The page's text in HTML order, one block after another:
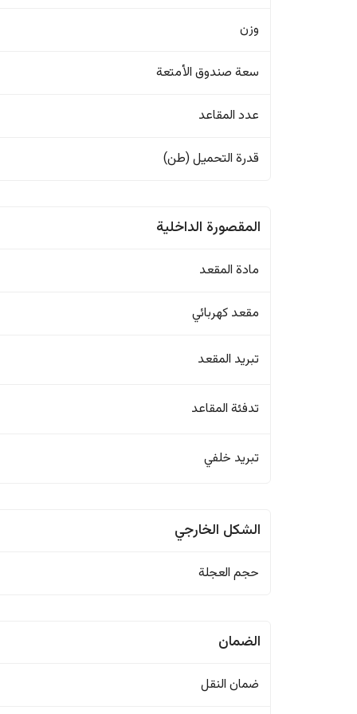
وزن
سعة صندوق الأمتعة
عدد المقاعد
قدرة التحميل (طن)
المقصورة الداخلية
مادة المقعد
مقعد كهربائي
تبريد المقعد
تدفئة المقاعد
تبريد خلفي
الشكل الخارجي
حجم العجلة
الضمان
ضمان النقل